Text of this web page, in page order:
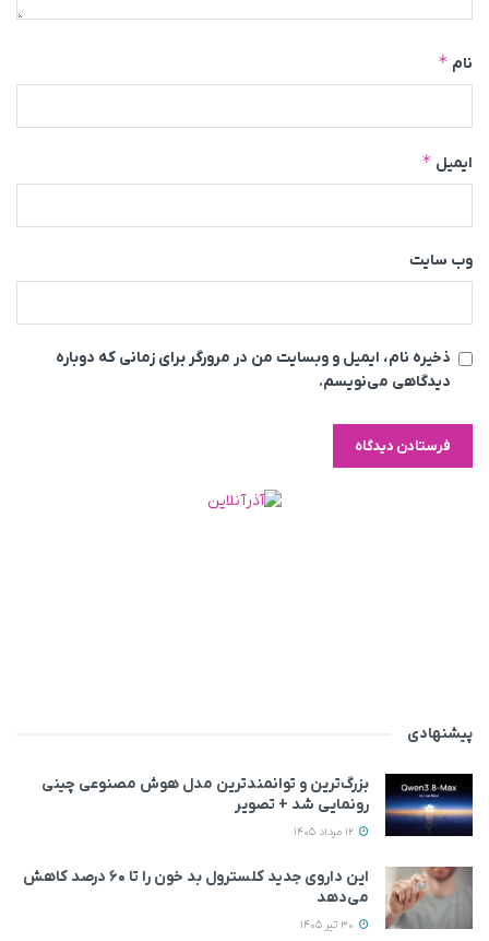
نام *
ایمیل *
وب‌ سایت
ذخیره نام، ایمیل و وبسایت من در مرورگر برای زمانی که دوباره
دیدگاهی می‌نویسم.
پیشنهادی
بزرگ‌ترین و توانمندترین مدل هوش مصنوعی چینی
رونمایی شد + تصویر
این داروی جدید کلسترول بد خون را تا ۶۰ درصد کاهش
می‌دهد